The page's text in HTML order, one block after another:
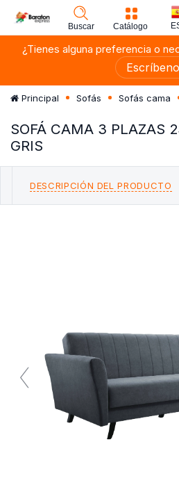
Buscar Catálogo
¿Tienes alguna preferencia o
Principal Sofás Sofás cama
SOFÁ CAMA 3 PLAZAS
GRIS
DESCRIPCIÓN DEL PRODUCTO